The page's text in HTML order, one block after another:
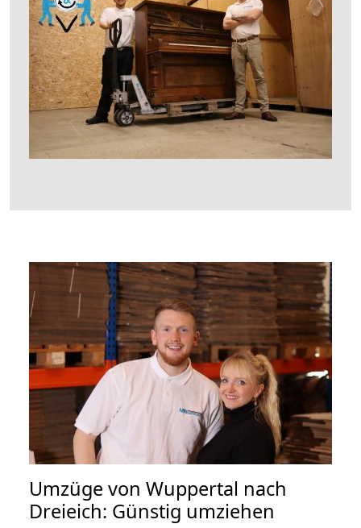
Umzüge von Wuppertal nach
Dreieich: Günstig umziehen